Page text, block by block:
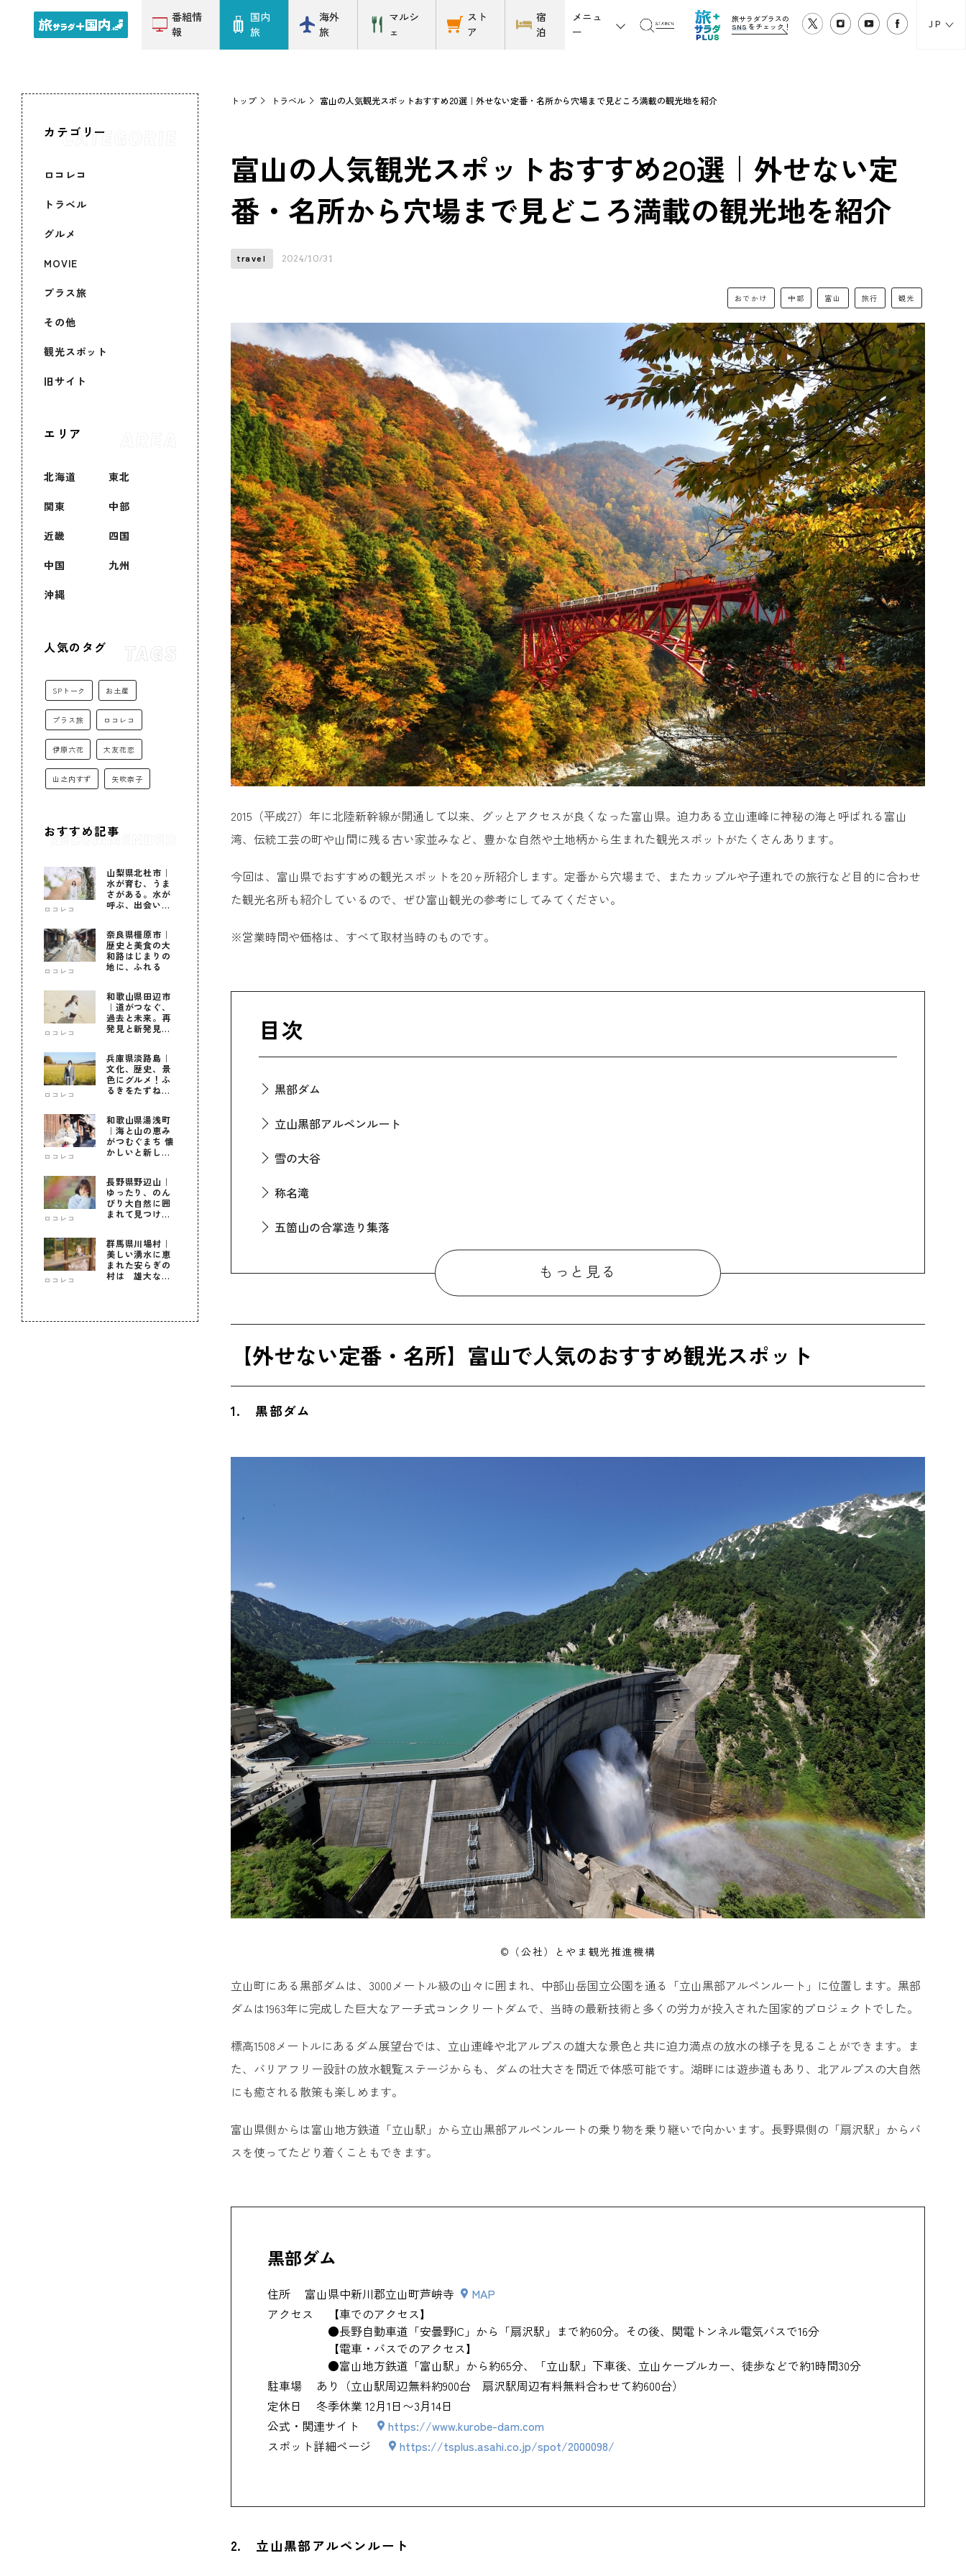
番組情
報
国内
旅
海外
旅
マルシ
ェ
スト
ア
宿
泊
メニュ
ー
旅サラダプラスの
SNS をチェック！ JP
カテゴリー
ロコレコ
トラベル
グルメ
MOVIE
プラス旅
その他
観光スポット
旧サイト
エリア
北海道 東北
関東 中部
近畿 四国
中国 九州
沖縄
人気のタグ
SPトーク お土産
プラス旅 ロコレコ
伊原六花 大友花恋
山之内すず 矢吹奈子
おすすめ記事
ロコレコ
山梨県北杜市｜
水が育む、うま
さがある。水が
呼ぶ、出会いが
ロコレコ
奈良県橿原市｜
歴史と美食の大
和路はじまりの
地に、ふれる
ロコレコ
和歌山県田辺市
｜道がつなぐ、
過去と未来。再
発見と新発見の
ロコレコ
兵庫県淡路島｜
文化、歴史、景
色にグルメ！ふ
るきをたずねて
ロコレコ
和歌山県湯浅町
｜海と山の恵み
がつむぐまち 懐
かしいと新しい
ロコレコ
長野県野辺山｜
ゆったり、のん
びり大自然に囲
まれて見つけ
ロコレコ
群馬県川場村｜
美しい湧水に恵
まれた安らぎの
村は 雄大な自
トップ トラベル 富山の人気観光スポットおすすめ20選｜外せない定番・名所から穴場まで見どころ満載の観光地を紹介
富山の人気観光スポットおすすめ20選｜外せない定
番・名所から穴場まで見どころ満載の観光地を紹介
travel 2024/10/31
おでかけ 中部 富山 旅行 観光
2015（平成27）年に北陸新幹線が開通して以来、グッとアクセスが良くなった富山県。迫力ある立山連峰に神秘の海と呼ばれる富山
湾、伝統工芸の町や山間に残る古い家並みなど、豊かな自然や土地柄から生まれた観光スポットがたくさんあります。
今回は、富山県でおすすめの観光スポットを20ヶ所紹介します。定番から穴場まで、またカップルや子連れでの旅行など目的に合わせ
た観光名所も紹介しているので、ぜひ富山観光の参考にしてみてください。
※営業時間や価格は、すべて取材当時のものです。
目次
黒部ダム
立山黒部アルペンルート
雪の大谷
称名滝
五箇山の合掌造り集落
高岡大仏
黒部峡谷
魚津水族館
砺波チューリップ公園
ミラージュランド
富山市ファミリーパーク
氷見市潮風ギャラリー
もっと見る
【外せない定番・名所】富山で人気のおすすめ観光スポット
1. 黒部ダム
©（公社）とやま観光推進機構
立山町にある黒部ダムは、3000メートル級の山々に囲まれ、中部山岳国立公園を通る「立山黒部アルペンルート」に位置します。黒部
ダムは1963年に完成した巨大なアーチ式コンクリートダムで、当時の最新技術と多くの労力が投入された国家的プロジェクトでした。
標高1508メートルにあるダム展望台では、立山連峰や北アルプスの雄大な景色と共に迫力満点の放水の様子を見ることができます。ま
た、バリアフリー設計の放水観覧ステージからも、ダムの壮大さを間近で体感可能です。湖畔には遊歩道もあり、北アルプスの大自然
にも癒される散策も楽しめます。
富山県側からは富山地方鉄道「立山駅」から立山黒部アルペンルートの乗り物を乗り継いで向かいます。長野県側の「扇沢駅」からバ
スを使ってたどり着くこともできます。
黒部ダム
住所 富山県中新川郡立山町芦峅寺
MAP
アクセス
【車でのアクセス】
●長野自動車道「安曇野IC」から「扇沢駅」まで約60分。その後、関電トンネル電気バスで16分
【電車・バスでのアクセス】
●富山地方鉄道「富山駅」から約65分、「立山駅」下車後、立山ケーブルカー、徒歩などで約1時間30分
駐車場
あり（立山駅周辺無料約900台 扇沢駅周辺有料無料合わせて約600台）
定休日
冬季休業 12月1日〜3月14日
公式・関連サイト
https://www.kurobe-dam.com
スポット詳細ページ
https://tsplus.asahi.co.jp/spot/2000098/
2. 立山黒部アルペンルート